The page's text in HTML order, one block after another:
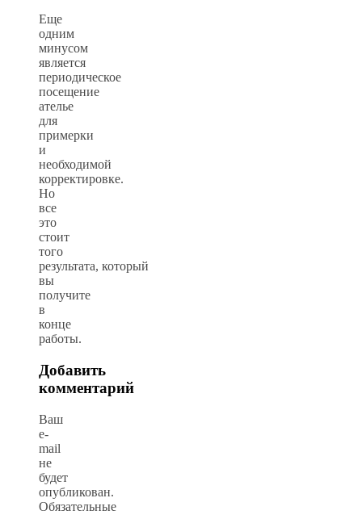
Еще
одним
минусом
является
периодическое
посещение
ателье
для
примерки
и
необходимой
корректировке.
Но
все
это
стоит
того
результата, который
вы
получите
в
конце
работы.
Добавить
комментарий
Ваш
e-
mail
не
будет
опубликован.
Обязательные